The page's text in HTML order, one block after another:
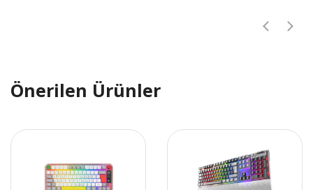
Önerilen Ürünler